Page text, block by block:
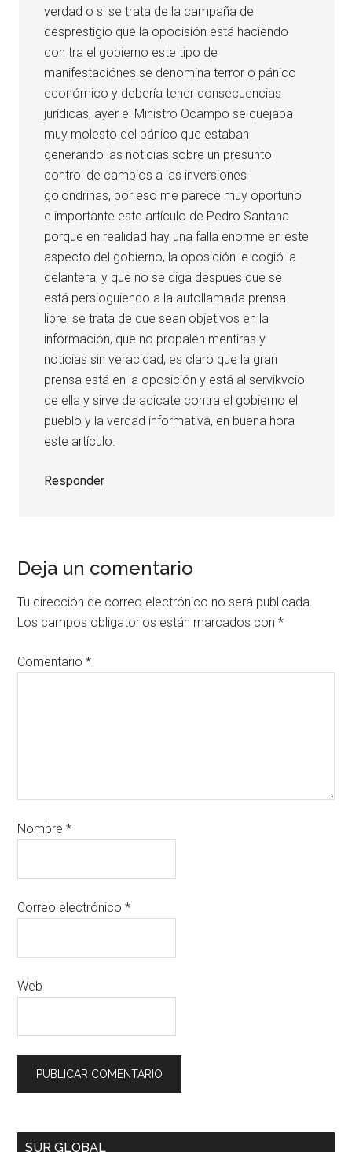
verdad o si se trata de la campaña de
desprestigio que la opocisión está haciendo
con tra el gobierno este tipo de
manifestaciónes se denomina terror o pánico
económico y debería tener consecuencias
jurídicas, ayer el Ministro Ocampo se quejaba
muy molesto del pánico que estaban
generando las noticias sobre un presunto
control de cambios a las inversiones
golondrinas, por eso me parece muy oportuno
e importante este artículo de Pedro Santana
porque en realidad hay una falla enorme en este
aspecto del gobierno, la oposición le cogió la
delantera, y que no se diga despues que se
está persioguiendo a la autollamada prensa
libre, se trata de que sean objetivos en la
información, que no propalen mentiras y
noticias sin veracidad, es claro que la gran
prensa está en la oposición y está al servikvcio
de ella y sirve de acicate contra el gobierno el
pueblo y la verdad informativa, en buena hora
este artículo.
Responder
Deja un comentario
Tu dirección de correo electrónico no será publicada.
Los campos obligatorios están marcados con*
Comentario*
Nombre*
Correo electrónico*
Web
SUR GLOBAL